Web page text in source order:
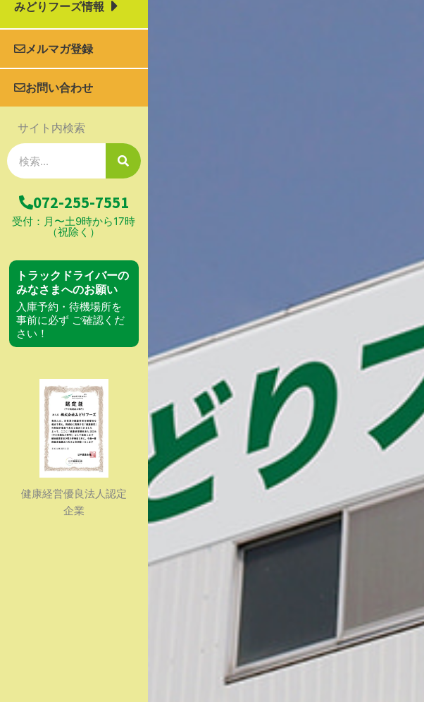
みどりフーズ情報
メルマガ登録
お問い合わせ
サイト内検索
検
索
072-255-7551
受付：月〜土9時から17時
（祝除く）
トラックドライバーの
みなさまへのお願い
入庫予約・待機場所を
事前に必ず ご確認くだ
さい！
健康経営優良法人認定
企業